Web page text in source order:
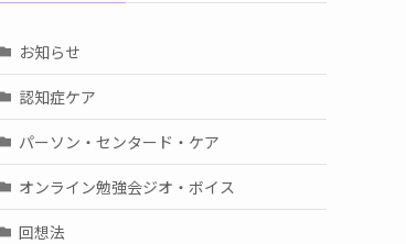
お知らせ
認知症ケア
パーソン・センタード・ケア
オンライン勉強会ジオ・ボイス
回想法